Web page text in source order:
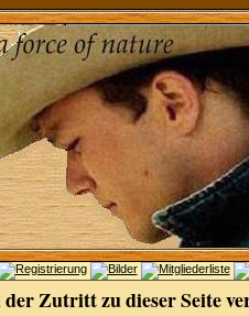
Zutritt zu dieser Seite